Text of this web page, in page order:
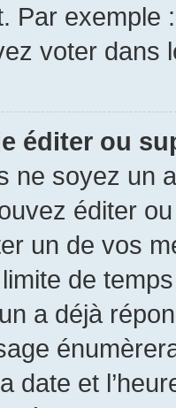
Par exemple
voter dans
éditer ou
ne soyez un
éditer
un de vos
de
a déjà
date et